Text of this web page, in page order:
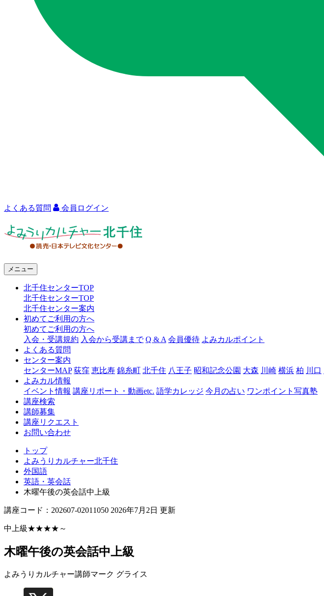
よくある質問 会員ログイン
ャ
北
千
メニュー
北千住センターTOP
北千住センターTOP
北千住センター案内
初めてご利用の方へ
初めてご利用の方へ
入会・受講規約 入会から受講まで Q & A 会員優待 よみカルポイント
よくある質問
センター案内
センターMAP 荻窪 恵比寿 錦糸町 北千住 八王子 昭和記念公園 大森 川崎 横浜 柏 川口
よみカル情報
イベント情報 講座リポート・動画etc. 語学カレッジ 今月の占い ワンポイント写真塾
講座検索
講師募集
講座リクエスト
お問い合わせ
トップ
よみうりカルチャー北千住
外国語
英語・英会話
木曜午後の英会話中上級
講座コード：202607-02011050 2026年7月2日 更新
中上級★★★★～
木曜午後の英会話中上級
よみうりカルチャー講師マーク グライス